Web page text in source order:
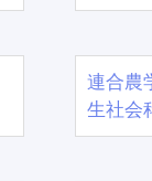
連合農
生社会